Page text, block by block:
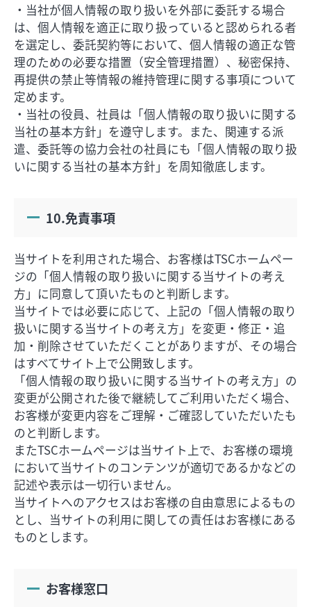
・当社が個人情報の取り扱いを外部に委託する場合
は、個人情報を適正に取り扱っていると認められる者
を選定し、委託契約等において、個人情報の適正な管
理のための必要な措置（安全管理措置）、秘密保持、
再提供の禁止等情報の維持管理に関する事項について
定めます。
・当社の役員、社員は「個人情報の取り扱いに関する
当社の基本方針」を遵守します。また、関連する派
遣、委託等の協力会社の社員にも「個人情報の取り扱
いに関する当社の基本方針」を周知徹底します。
10.免責事項
当サイトを利用された場合、お客様はTSCホームペー
ジの「個人情報の取り扱いに関する当サイトの考え
方」に同意して頂いたものと判断します。
当サイトでは必要に応じて、上記の「個人情報の取り
扱いに関する当サイトの考え方」を変更・修正・追
加・削除させていただくことがありますが、その場合
はすべてサイト上で公開致します。
「個人情報の取り扱いに関する当サイトの考え方」の
変更が公開された後で継続してご利用いただく場合、
お客様が変更内容をご理解・ご確認していただいたも
のと判断します。
またTSCホームページは当サイト上で、お客様の環境
において当サイトのコンテンツが適切であるかなどの
記述や表示は一切行いません。
当サイトへのアクセスはお客様の自由意思によるもの
とし、当サイトの利用に関しての責任はお客様にある
ものとします。
お客様窓口